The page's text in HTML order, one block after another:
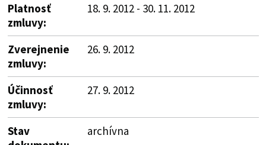
Platnosť
zmluvy:
18. 9. 2012 - 30. 11. 2012
Zverejnenie
zmluvy:
26. 9. 2012
Účinnosť
zmluvy:
27. 9. 2012
Stav
archívna